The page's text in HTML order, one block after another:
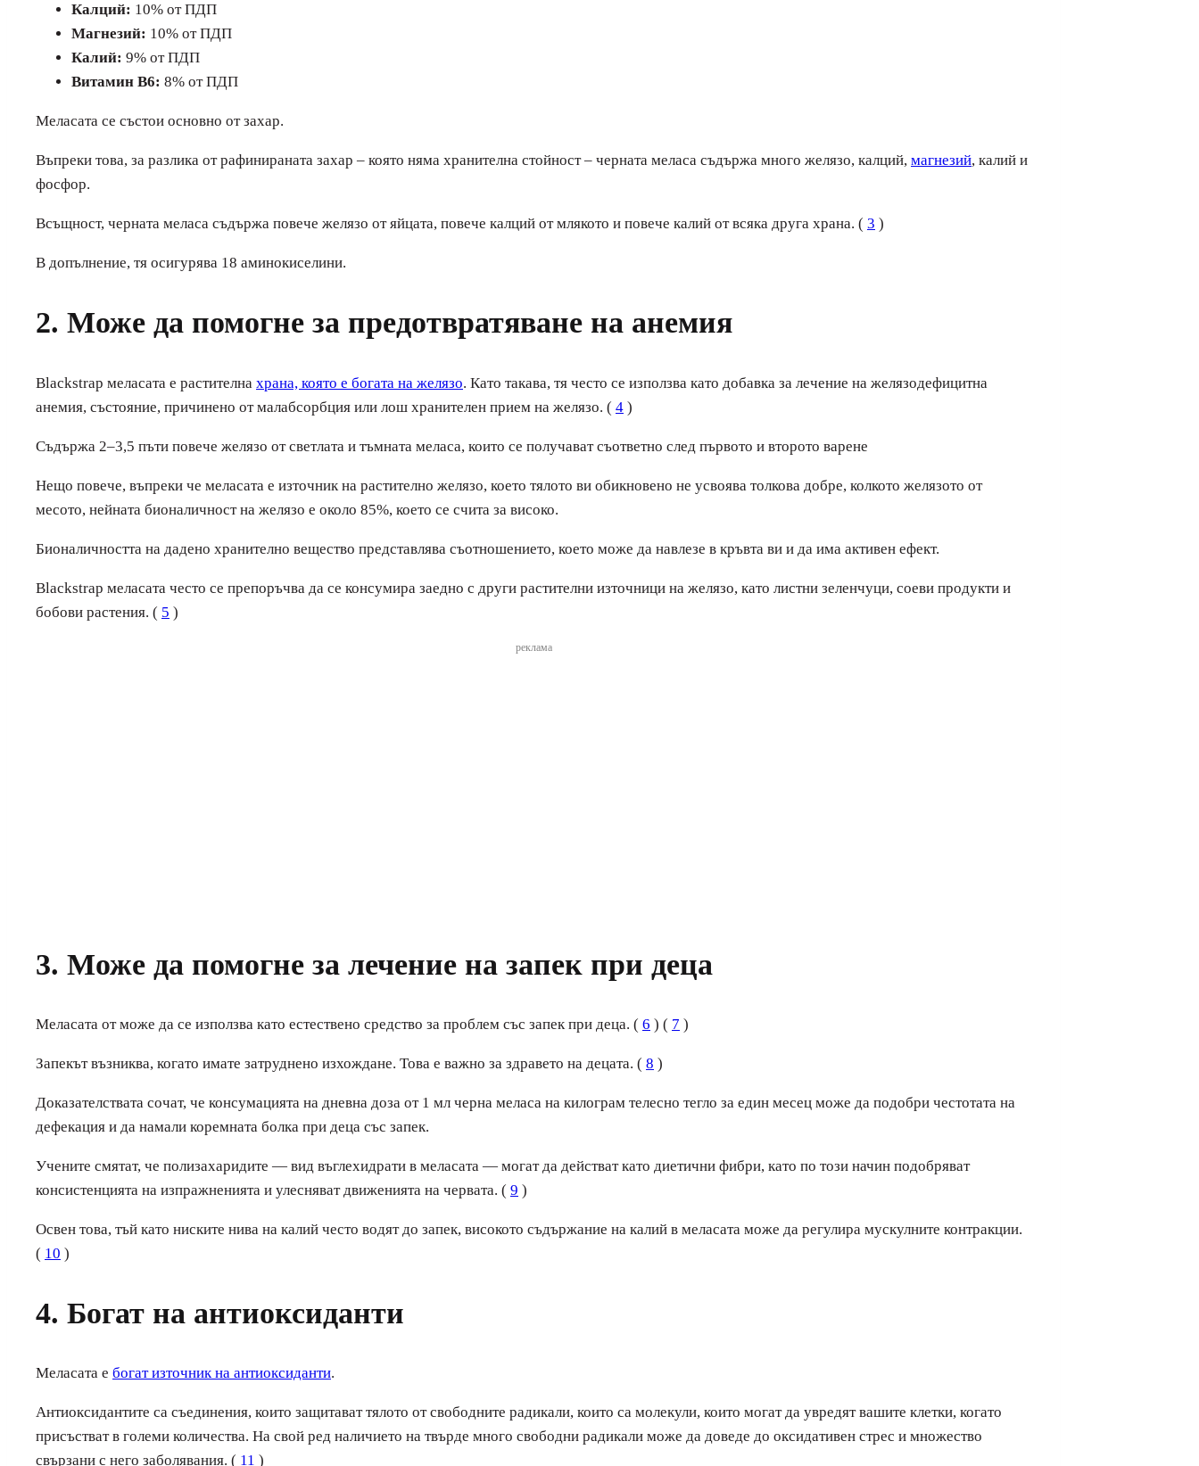
Калций: 10% от ПДП
Магнезий: 10% от ПДП
Калий: 9% от ПДП
Витамин B6: 8% от ПДП
Меласата се състои основно от захар.
Въпреки това, за разлика от рафинираната захар – която няма хранителна стойност – черната меласа съдържа много желязо, калций, магнезий, калий и
фосфор.
Всъщност, черната меласа съдържа повече желязо от яйцата, повече калций от млякото и повече калий от всяка друга храна. ( 3 )
В допълнение, тя осигурява 18 аминокиселини.
2. Може да помогне за предотвратяване на анемия
Blackstrap меласата е растителна храна, която е богата на желязо. Като такава, тя често се използва като добавка за лечение на желязодефицитна
анемия, състояние, причинено от малабсорбция или лош хранителен прием на желязо. ( 4 )
Съдържа 2–3,5 пъти повече желязо от светлата и тъмната меласа, които се получават съответно след първото и второто варене
Нещо повече, въпреки че меласата е източник на растително желязо, което тялото ви обикновено не усвоява толкова добре, колкото желязото от
месото, нейната бионаличност на желязо е около 85%, което се счита за високо.
Бионаличността на дадено хранително вещество представлява съотношението, което може да навлезе в кръвта ви и да има активен ефект.
Blackstrap меласата често се препоръчва да се консумира заедно с други растителни източници на желязо, като листни зеленчуци, соеви продукти и
бобови растения. ( 5 )
реклама
3. Може да помогне за лечение на запек при деца
Меласата от може да се използва като естествено средство за проблем със запек при деца. ( 6 ) ( 7 )
Запекът възниква, когато имате затруднено изхождане. Това е важно за здравето на децата. ( 8 )
Доказателствата сочат, че консумацията на дневна доза от 1 мл черна меласа на килограм телесно тегло за един месец може да подобри честотата на
дефекация и да намали коремната болка при деца със запек.
Учените смятат, че полизахаридите — вид въглехидрати в меласата — могат да действат като диетични фибри, като по този начин подобряват
консистенцията на изпражненията и улесняват движенията на червата. ( 9 )
Освен това, тъй като ниските нива на калий често водят до запек, високото съдържание на калий в меласата може да регулира мускулните контракции.
( 10 )
4. Богат на антиоксиданти
Меласата е богат източник на антиоксиданти.
Антиоксидантите са съединения, които защитават тялото от свободните радикали, които са молекули, които могат да увредят вашите клетки, когато
присъстват в големи количества. На свой ред наличието на твърде много свободни радикали може да доведе до оксидативен стрес и множество
свързани с него заболявания. ( 11 )